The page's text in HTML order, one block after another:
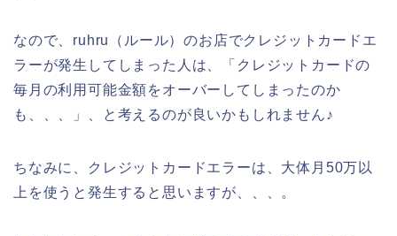
なので、ruhru（ルール）のお店でクレジットカードエ
ラーが発生してしまった人は、「クレジットカードの
毎月の利用可能金額をオーバーしてしまったのか
も、、、」、と考えるのが良いかもしれません♪
ちなみに、クレジットカードエラーは、大体月50万以
上を使うと発生すると思いますが、、、。